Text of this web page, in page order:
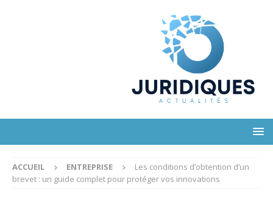
ACCUEIL ENTREPRISE
Les conditions d’obtention d’un
brevet : un guide complet pour protéger vos innovations